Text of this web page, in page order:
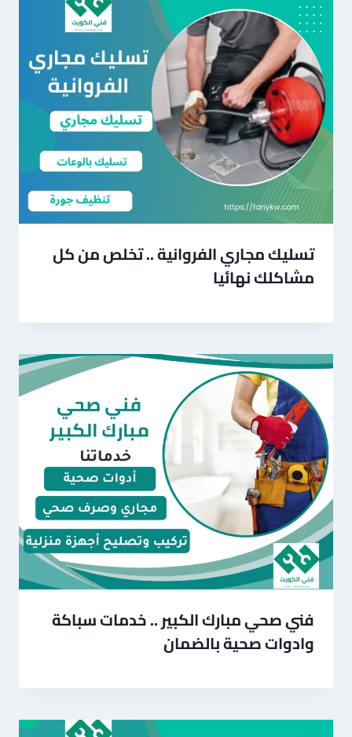
تسليك مجاري الفروانية .. تخلص من كل
مشاكلك نهائيا
فني صحي مبارك الكبير .. خدمات سباكة
وادوات صحية بالضمان